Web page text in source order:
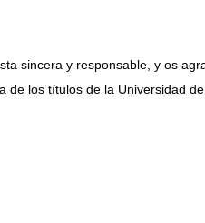
sincera y responsable, y os
los títulos de la Universidad de